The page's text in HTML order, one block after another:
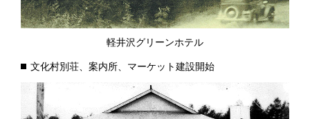
軽井沢グリーンホテル
文化村別荘、案内所、マーケット建設開始